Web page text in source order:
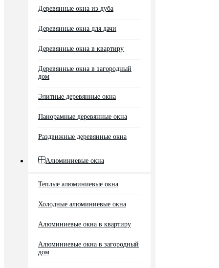
Деревянные окна из дуба
Деревянные окна для дачи
Деревянные окна в квартиру
Деревянные окна в загородный
дом
Элитные деревянные окна
Панорамные деревянные окна
Раздвижные деревянные окна
Алюминиевые окна
Теплые алюминиевые окна
Холодные алюминиевые окна
Алюминиевые окна в квартиру
Алюминиевые окна в загородный
дом